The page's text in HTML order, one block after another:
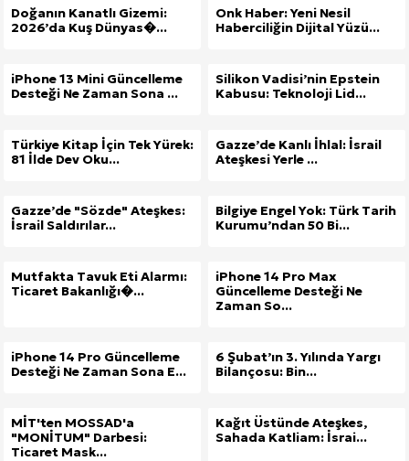
Doğanın Kanatlı Gizemi:
2026’da Kuş Dünyas�...
Onk Haber: Yeni Nesil
Haberciliğin Dijital Yüzü...
iPhone 13 Mini Güncelleme
Desteği Ne Zaman Sona ...
Silikon Vadisi’nin Epstein
Kabusu: Teknoloji Lid...
Türkiye Kitap İçin Tek Yürek:
81 İlde Dev Oku...
Gazze’de Kanlı İhlal: İsrail
Ateşkesi Yerle ...
Gazze’de "Sözde" Ateşkes:
İsrail Saldırılar...
Bilgiye Engel Yok: Türk Tarih
Kurumu’ndan 50 Bi...
Mutfakta Tavuk Eti Alarmı:
Ticaret Bakanlığı�...
iPhone 14 Pro Max
Güncelleme Desteği Ne
Zaman So...
iPhone 14 Pro Güncelleme
Desteği Ne Zaman Sona E...
6 Şubat’ın 3. Yılında Yargı
Bilançosu: Bin...
MİT'ten MOSSAD'a
"MONİTUM" Darbesi:
Ticaret Mask...
Kağıt Üstünde Ateşkes,
Sahada Katliam: İsrai...